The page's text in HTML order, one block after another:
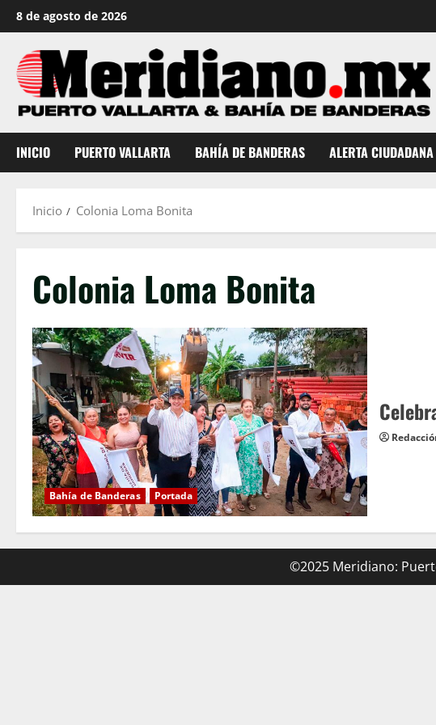
Saltar
al
contenido
8 de agosto de 2026
INICIO PUERTO VALLARTA BAHÍA DE BANDERAS ALERTA CIUDADANA
Inicio Colonia Loma Bonita
Colonia Loma Bonita
Bahía de Banderas Portada
©2025 Meridiano: